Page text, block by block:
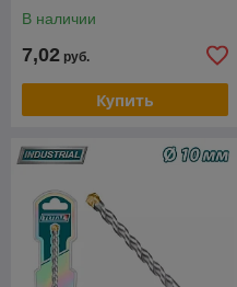
В наличии
7,02 руб.
Купить